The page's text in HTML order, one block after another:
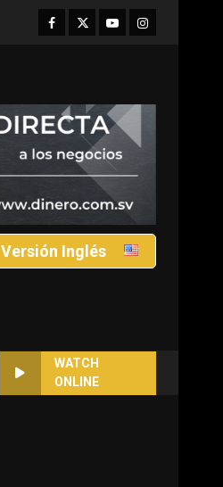
Facebook
TwitterYoutubeInstagram
Versión Inglés
WATCH
ONLINE